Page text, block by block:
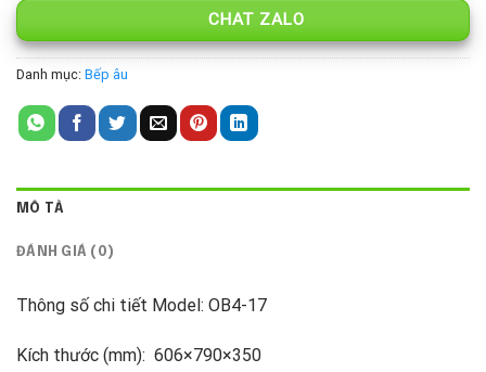
CHAT ZALO
Danh mục: Bếp âu
MÔ TẢ
ĐÁNH GIÁ (0)
Thông số chi tiết Model: OB4-17
Kích thước (mm): 606×790×350